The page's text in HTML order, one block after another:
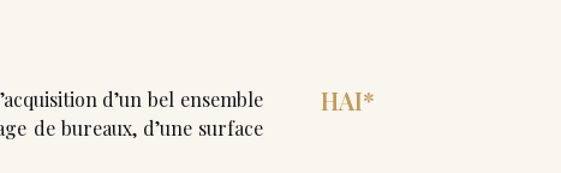
d’un bel ensemble
de bureaux, d’une surface
HAI*